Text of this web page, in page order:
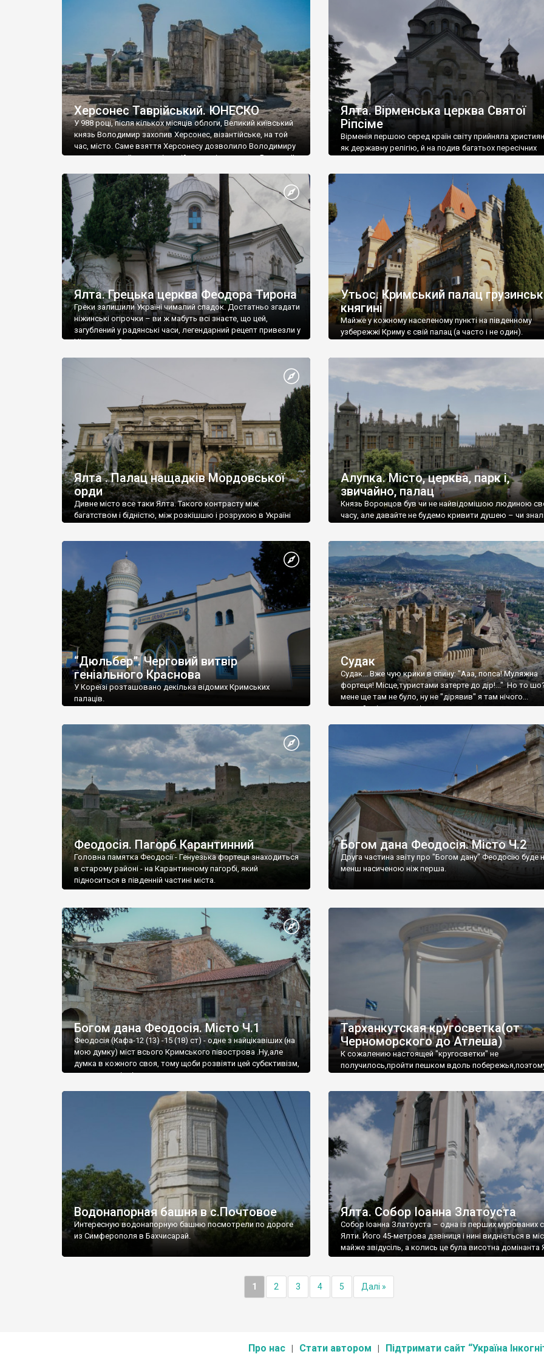
візантійської доби. Раритети викрадені з фондів об’єкту
культурної спадщини ЮНЕСКО «Херсонеса Таврійського».
Офіційно – на виставку «Золото Візантії», але експерти та
влада в Україні вважають це лише […]
називаються «повстяками» (postaki)…” “Вино. Крим
виробляє відмінне вино і його вдосталь: воно все
легке біле і дуже […]
Херсонес Таврійський. ЮНЕСКО
У 988 році, після кількох місяців облоги, Великий київський
князь Володимир захопив Херсонес, візантійське, на той
час, місто. Саме взяття Херсонесу дозволило Володимиру
диктувати свої умови візантійському імператору Василю ІІ,
Херсонесі Володимир-язичник, став Василем-
християнином. А потім було Хрещення Русі. На честь
Херсонесу Таврійського названо місто […]
Ялта. Вірменська церква Святої
Ріпсіме
Вірменія першою серед країн світу прийняла
як державну релігію, й на подив багатьох пересічних
Ялта. Грецька церква Феодора Тирона
Греки залишили Україні чималий спадок. Достатньо згадати
ніжинські огірочки – ви ж мабуть всі знаєте, що цей,
загублений у радянські часи, легендарний рецепт привезли у
Ніжин греки?
Утьос. Кримський палац
княгині
Майже у кожному населеному пункті на південному
узбережжі Криму є свій палац (а часто і не один).
Ялта . Палац нащадків Мордовської
орди
Дивне місто все таки Ялта. Такого контрасту між
багатством і бідністю, між розкішшю і розрухою в Україні
Алупка. Місто, церква, парк і,
звичайно, палац
Князь Воронцов був чи не найвідомішою людиною
часу, але давайте не будемо кривити душею – чи
“Дюльбер”. Черговий витвір
геніального Краснова
У Кореїзі розташовано декілька відомих Кримських
палаців.
Судак
Судак... Вже чую крики в спину: "Ааа, попса! Муляжна
фортеця! Місце,туристами затерте до дір!..." Но то
мене ще там не було, ну не "дірявив" я там нічого...
принаймні до цього літа.
Феодосія. Пагорб Карантинний
Головна памятка Феодосії - Генуезька фортеця знаходиться
в старому районі - на Карантинному пагорбі, який
підноситься в південній частині міста.
Богом дана Феодосія. Місто Ч.2
Друга частина звіту про "Богом дану" Феодосію буде
менш насиченою ніж перша.
Богом дана Феодосія. Місто Ч.1
Феодосія (Кафа-12 (13) -15 (18) ст) - одне з найцікавіших (на
мою думку) міст всього Кримського півострова .Ну,але
думка в кожного своя, тому щоби розвіяти цей субєктивізм,
запрошую відвідати це
Тарханкутская кругосветка(от
Черноморского до Атлеша)
К сожалению настоящей "кругосветки" не
получилось,пройти пешком вдоль
Водонапорная башня в с.Почтовое
Интересную водонапорную башню посмотрели по дороге
из Симферополя в Бахчисарай.
Ялта. Собор Іоанна Златоуста
Собор Іоанна Златоуста – одна із перших мурованих
Ялти. Його 45-метрова дзвіниця і нині видніється в
майже звідусіль, а колись це була висотна домінанта
1 2 3 4 5 Далі »
Про нас Стати автором Підтримати сайт “Україна